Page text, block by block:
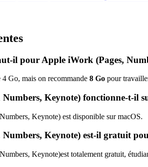
il pour Apple iWork (Pages,
4 Go, mais on recommande 8 Go pour
Keynote) fonctionne-t-il
Keynote) est disponible sur macOS.
Keynote) est-il gratuit
Keynote)est totalement gratuit,